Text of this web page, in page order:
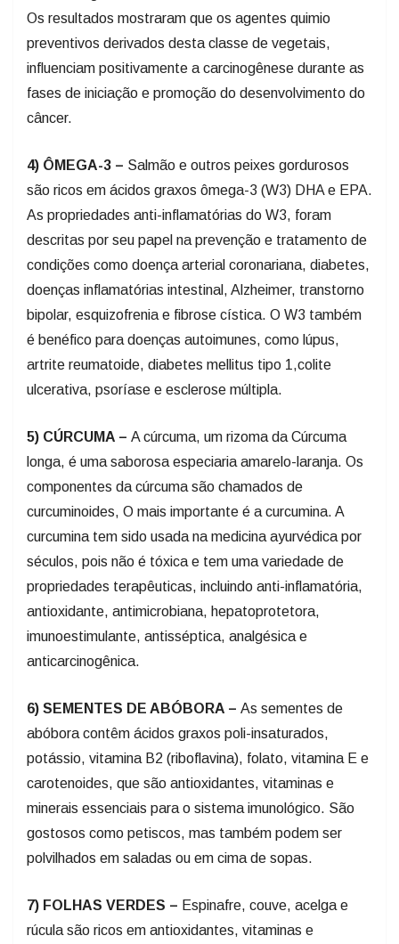
Os resultados mostraram que os agentes quimio
preventivos derivados desta classe de vegetais,
influenciam positivamente a carcinogênese durante as
fases de iniciação e promoção do desenvolvimento do
câncer.
4) ÔMEGA-3 – Salmão e outros peixes gordurosos
são ricos em ácidos graxos ômega-3 (W3) DHA e EPA.
As propriedades anti-inflamatórias do W3, foram
descritas por seu papel na prevenção e tratamento de
condições como doença arterial coronariana, diabetes,
doenças inflamatórias intestinal, Alzheimer, transtorno
bipolar, esquizofrenia e fibrose cística. O W3 também
é benéfico para doenças autoimunes, como lúpus,
artrite reumatoide, diabetes mellitus tipo 1,colite
ulcerativa, psoríase e esclerose múltipla.
5) CÚRCUMA – A cúrcuma, um rizoma da Cúrcuma
longa, é uma saborosa especiaria amarelo-laranja. Os
componentes da cúrcuma são chamados de
curcuminoides, O mais importante é a curcumina. A
curcumina tem sido usada na medicina ayurvédica por
séculos, pois não é tóxica e tem uma variedade de
propriedades terapêuticas, incluindo anti-inflamatória,
antioxidante, antimicrobiana, hepatoprotetora,
imunoestimulante, antisséptica, analgésica e
anticarcinogênica.
6) SEMENTES DE ABÓBORA – As sementes de
abóbora contêm ácidos graxos poli-insaturados,
potássio, vitamina B2 (riboflavina), folato, vitamina E e
carotenoides, que são antioxidantes, vitaminas e
minerais essenciais para o sistema imunológico. São
gostosos como petiscos, mas também podem ser
polvilhados em saladas ou em cima de sopas.
7) FOLHAS VERDES – Espinafre, couve, acelga e
rúcula são ricos em antioxidantes, vitaminas e